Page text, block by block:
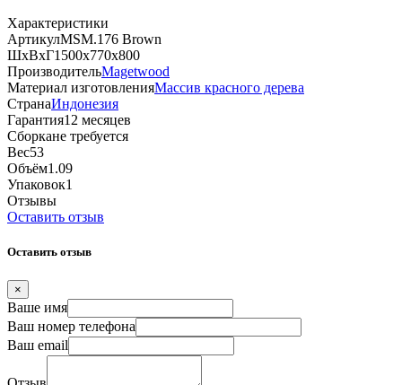
Характеристики
АртикулMSM.176 Brown
ШхВхГ1500х770х800
ПроизводительMagetwood
Материал изготовленияМассив красного дерева
СтранаИндонезия
Гарантия12 месяцев
Сборкане требуется
Вес53
Объём1.09
Упаковок1
Отзывы
Оставить отзыв
Оставить отзыв
×
Ваше имя
Ваш номер телефона
Ваш email